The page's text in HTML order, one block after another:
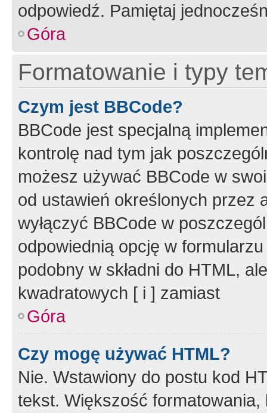
odpowiedź. Pamiętaj
Góra
Formatowanie i typy
Czym jest BBCode?
BBCode jest specjalną
kontrolę nad tym jak
możesz używać BBCode w
od ustawień określonych przez
wyłączyć BBCode w
odpowiednią opcję w
podobny w składni do HTML,
kwadratowych [ i ] zamiast
Góra
Czy mogę używać HTML?
Nie. Wstawiony do postu kod
tekst. Większość